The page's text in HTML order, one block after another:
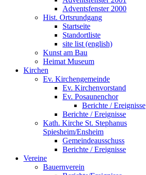
Adventsfenster 2000
Hist. Ortsrundgang
Startseite
Standortliste
site list (english)
Kunst am Bau
Heimat Museum
Kirchen
Ev. Kirchengemeinde
Ev. Kirchenvorstand
Ev. Posaunenchor
Berichte / Ereignisse
Berichte / Ereignisse
Kath. Kirche St. Stephanus
Spiesheim/Ensheim
Gemeindeausschuss
Berichte / Ereignisse
Vereine
Bauernverein